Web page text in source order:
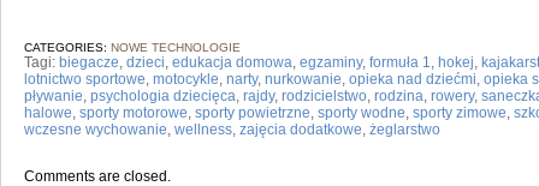
CATEGORIES: NOWE TECHNOLOGIE
Tagi: biegacze, dzieci, edukacja domowa, egzaminy, formuła 1, hokej,
lotnictwo sportowe, motocykle, narty, nurkowanie, opieka nad dziećmi, opieka
pływanie, psychologia dziecięca, rajdy, rodzicielstwo, rodzina, rowery,
halowe, sporty motorowe, sporty powietrzne, sporty wodne, sporty zimowe,
wczesne wychowanie, wellness, zajęcia dodatkowe, żeglarstwo
Comments are closed.